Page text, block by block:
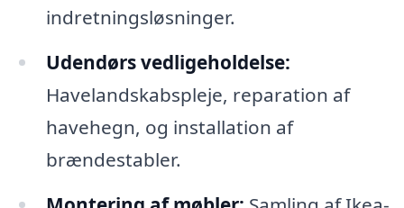
indretningsløsninger.
Udendørs vedligeholdelse:
Havelandskabspleje, reparation af
havehegn, og installation af
brændestabler.